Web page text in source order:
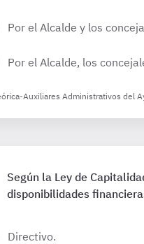
Por el Alcalde y los
Por el Alcalde, los
Auxiliares Administrativos del
Según la Ley de
disponibilidades
Directivo.